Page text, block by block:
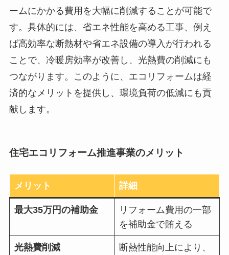
ームにかかる費用を大幅に削減することが可能で
す。具体的には、省エネ性能を高める工事、例え
ば高効率な断熱材や省エネ設備の導入が行われる
ことで、冷暖房効率が改善し、光熱費の削減にも
つながります。このように、エコリフォームは経
済的なメリットを提供し、環境負荷の低減にも貢
献します。
住宅エコリフォーム推進事業のメリット
メリット 詳細
最大35万円の補助金
リフォーム費用の一部
を補助金で賄える
光熱費削減
断熱性能向上により、